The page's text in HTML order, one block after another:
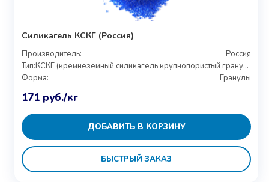
Силикагель КСКГ (Россия)
Производитель:
Россия
Тип:
КСКГ (кремнеземный силикагель крупнопористый гранулированный)
Форма:
Гранулы
171 руб./кг
ДОБАВИТЬ В КОРЗИНУ
БЫСТРЫЙ ЗАКАЗ